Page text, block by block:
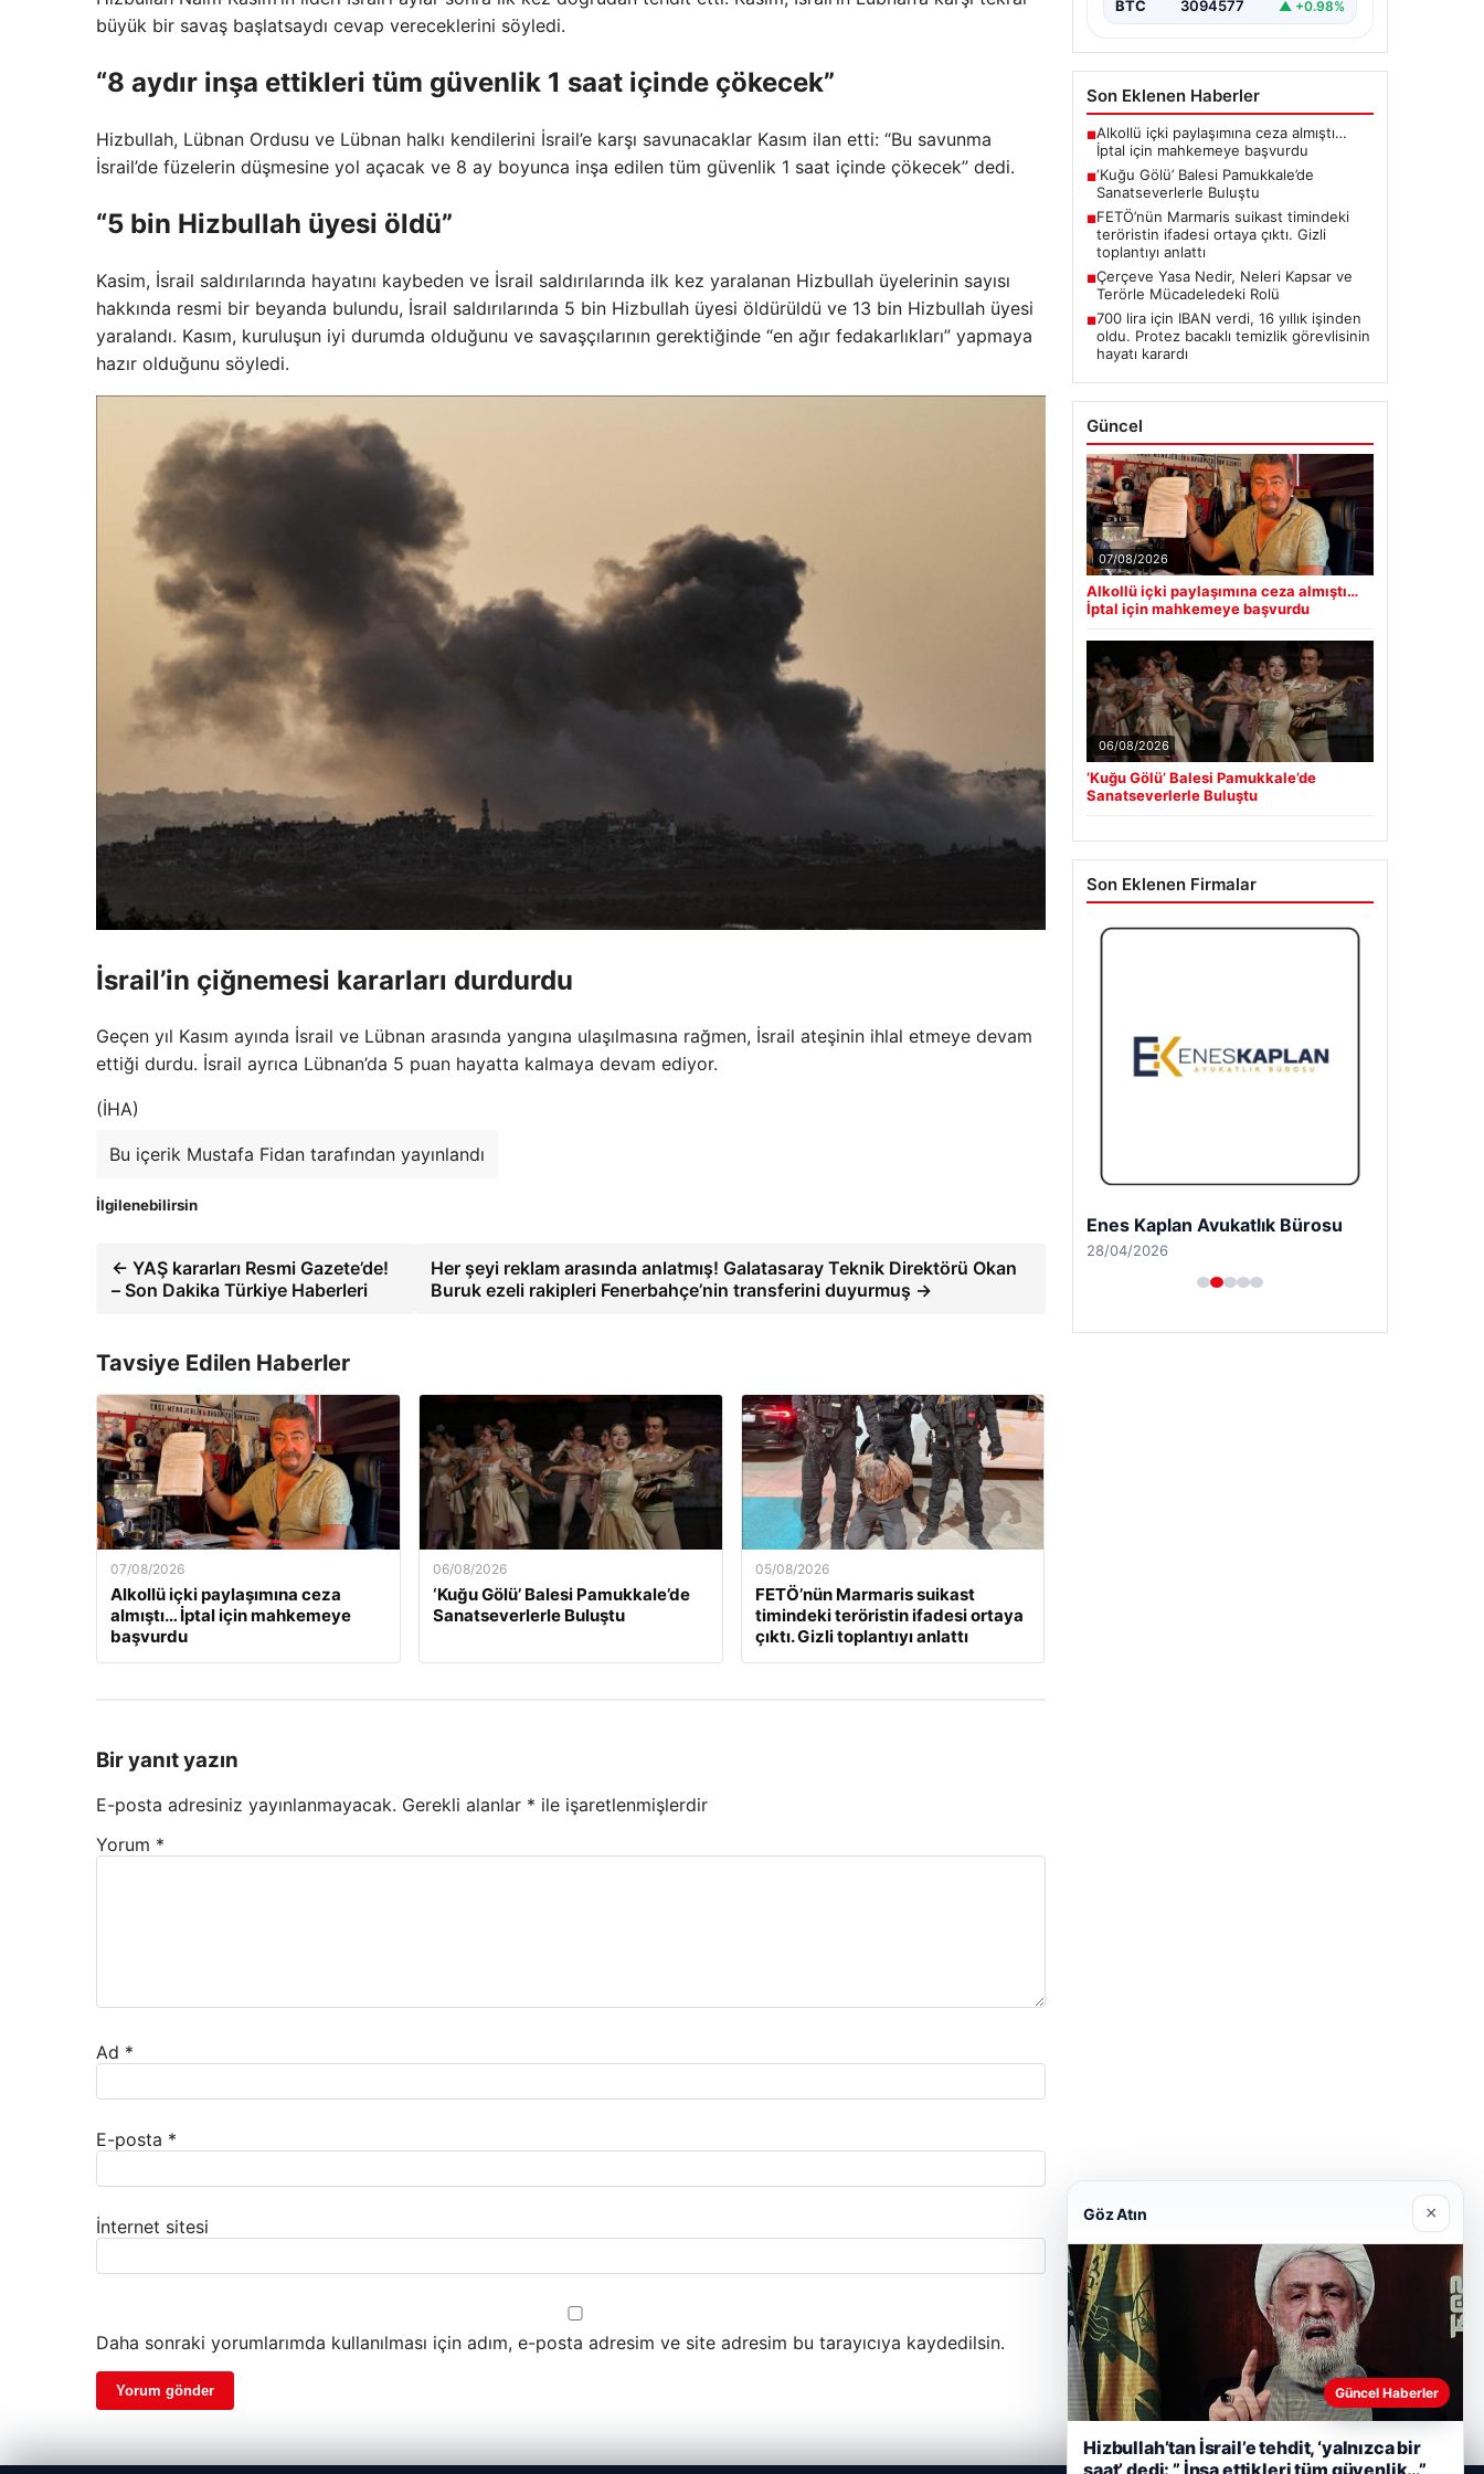
büyük bir savaş başlatsaydı cevap vereceklerini söyledi.
“8 aydır inşa ettikleri tüm güvenlik 1 saat içinde çökecek”
Hizbullah, Lübnan Ordusu ve Lübnan halkı kendilerini İsrail’e karşı savunacaklar Kasım ilan etti: “Bu savunma
İsrail’de füzelerin düşmesine yol açacak ve 8 ay boyunca inşa edilen tüm güvenlik 1 saat içinde çökecek” dedi.
“5 bin Hizbullah üyesi öldü”
Kasim, İsrail saldırılarında hayatını kaybeden ve İsrail saldırılarında ilk kez yaralanan Hizbullah üyelerinin sayısı
hakkında resmi bir beyanda bulundu, İsrail saldırılarında 5 bin Hizbullah üyesi öldürüldü ve 13 bin Hizbullah üyesi
yaralandı. Kasım, kuruluşun iyi durumda olduğunu ve savaşçılarının gerektiğinde “en ağır fedakarlıkları” yapmaya
hazır olduğunu söyledi.
İsrail’in çiğnemesi kararları durdurdu
Geçen yıl Kasım ayında İsrail ve Lübnan arasında yangına ulaşılmasına rağmen, İsrail ateşinin ihlal etmeye devam
ettiği durdu. İsrail ayrıca Lübnan’da 5 puan hayatta kalmaya devam ediyor.
(İHA)
Bu içerik Mustafa Fidan tarafından yayınlandı
İlgilenebilirsin
← YAŞ kararları Resmi Gazete’de!
– Son Dakika Türkiye Haberleri
Her şeyi reklam arasında anlatmış! Galatasaray Teknik Direktörü Okan
Buruk ezeli rakipleri Fenerbahçe’nin transferini duyurmuş →
Tavsiye Edilen Haberler
07/08/2026
Alkollü içki paylaşımına ceza
almıştı… İptal için mahkemeye
başvurdu
06/08/2026
‘Kuğu Gölü’ Balesi Pamukkale’de
Sanatseverlerle Buluştu
05/08/2026
FETÖ’nün Marmaris suikast
timindeki teröristin ifadesi ortaya
çıktı. Gizli toplantıyı anlattı
Bir yanıt yazın
E-posta adresiniz yayınlanmayacak. Gerekli alanlar * ile işaretlenmişlerdir
Yorum *
Ad *
E-posta *
İnternet sitesi
Daha sonraki yorumlarımda kullanılması için adım, e-posta adresim ve site adresim bu tarayıcıya kaydedilsin.
BTC 3094577 ▲ +0.98%
Son Eklenen Haberler
■Alkollü içki paylaşımına ceza almıştı…
İptal için mahkemeye başvurdu
■‘Kuğu Gölü’ Balesi Pamukkale’de
Sanatseverlerle Buluştu
■FETÖ’nün Marmaris suikast timindeki
teröristin ifadesi ortaya çıktı. Gizli
toplantıyı anlattı
■Çerçeve Yasa Nedir, Neleri Kapsar ve
Terörle Mücadeledeki Rolü
■700 lira için IBAN verdi, 16 yıllık işinden
oldu. Protez bacaklı temizlik görevlisinin
hayatı karardı
Güncel
07/08/2026
Alkollü içki paylaşımına ceza almıştı…
İptal için mahkemeye başvurdu
06/08/2026
‘Kuğu Gölü’ Balesi Pamukkale’de
Sanatseverlerle Buluştu
Son Eklenen Firmalar
Trend Yapı Akustik
18/04/2026
Göz Atın ×
Güncel Haberler
Hizbullah’tan İsrail’e tehdit, ‘yalnızca bir
saat’ dedi: ” İnşa ettikleri tüm güvenlik…”